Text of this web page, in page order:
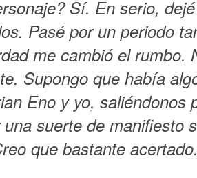
Sí. En serio,
Pasé por un periodo
me cambió el rumbo.
Supongo que había
Eno y yo,
suerte de manifiesto
que bastante